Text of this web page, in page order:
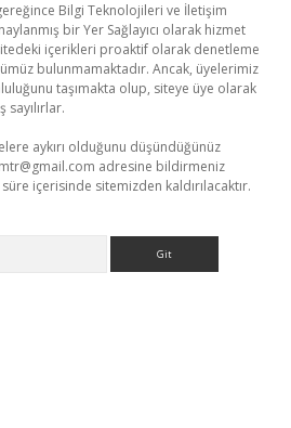
Bilgi Teknolojileri ve İletişim
bir Yer Sağlayıcı olarak hizmet
içerikleri proaktif olarak denetleme
bulunmamaktadır. Ancak, üyelerimiz
taşımakta olup, siteye üye olarak
aykırı olduğunu düşündüğünüz
adresine bildirmeniz
içerisinde sitemizden kaldırılacaktır.